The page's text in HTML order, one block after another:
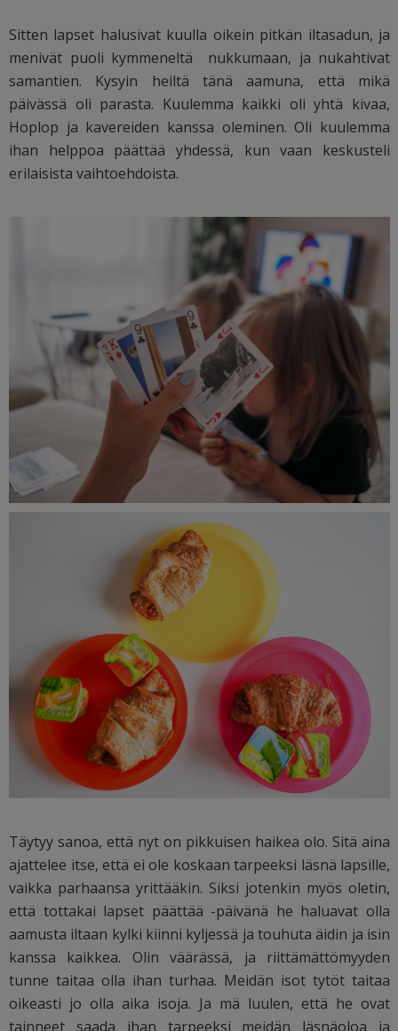
Sitten lapset halusivat kuulla oikein pitkän iltasadun, ja
menivät puoli kymmeneltä nukkumaan, ja nukahtivat
samantien. Kysyin heiltä tänä aamuna, että mikä
päivässä oli parasta. Kuulemma kaikki oli yhtä kivaa,
Hoplop ja kavereiden kanssa oleminen. Oli kuulemma
ihan helppoa päättää yhdessä, kun vaan keskusteli
erilaisista vaihtoehdoista.
Täytyy sanoa, että nyt on pikkuisen haikea olo. Sitä aina
ajattelee itse, että ei ole koskaan tarpeeksi läsnä lapsille,
vaikka parhaansa yrittääkin. Siksi jotenkin myös oletin,
että tottakai lapset päättää -päivänä he haluavat olla
aamusta iltaan kylki kiinni kyljessä ja touhuta äidin ja isin
kanssa kaikkea. Olin väärässä, ja riittämättömyyden
tunne taitaa olla ihan turhaa. Meidän isot tytöt taitaa
oikeasti jo olla aika isoja. Ja mä luulen, että he ovat
tainneet saada ihan tarpeeksi meidän läsnäoloa ja